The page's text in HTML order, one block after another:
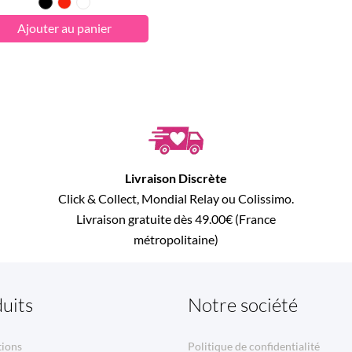
NoirRouge
Ajouter au panier
Livraison Discrète
Click & Collect, Mondial Relay ou Colissimo.
Livraison gratuite dès 49.00€ (France
métropolitaine)
Notre société
Politique de confidentialité